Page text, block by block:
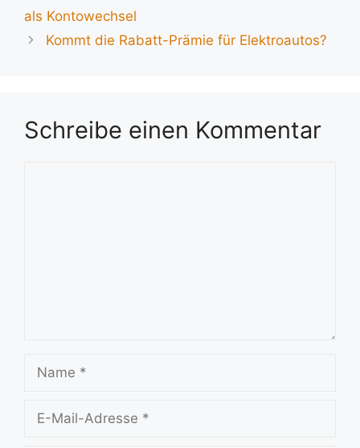
als Kontowechsel
Kommt die Rabatt-Prämie für Elektroautos?
Schreibe einen Kommentar
Mail-